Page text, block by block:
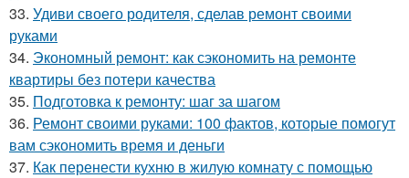
33. Удиви своего родителя, сделав ремонт своими
руками
34. Экономный ремонт: как сэкономить на ремонте
квартиры без потери качества
35. Подготовка к ремонту: шаг за шагом
36. Ремонт своими руками: 100 фактов, которые помогут
вам сэкономить время и деньги
37. Как перенести кухню в жилую комнату с помощью